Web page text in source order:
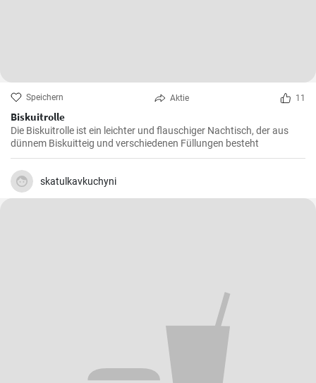
Speichern Aktie 11
Biskuitrolle
Die Biskuitrolle ist ein leichter und flauschiger Nachtisch, der aus
dünnem Biskuitteig und verschiedenen Füllungen besteht
skatulkavkuchyni